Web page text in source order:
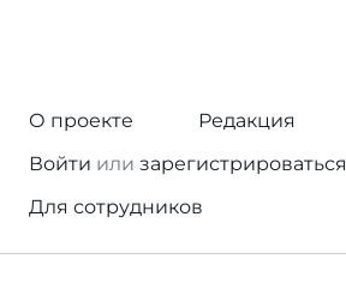
О проекте
Редакция
Войти или зарегистрироваться
Для сотрудников